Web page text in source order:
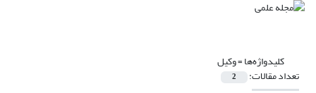
کلیدواژه‌ها =وکیل
تعداد مقالات: 2